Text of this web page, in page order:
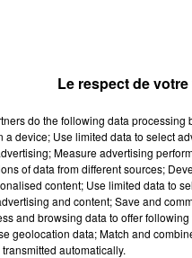
Le respect de
do the following data processing
a device; Use limited data to select
Measure advertising
of data from different sources;
content; Use limited data to
and content; Save and
and browsing data to offer
geolocation data; Match and
automatically.